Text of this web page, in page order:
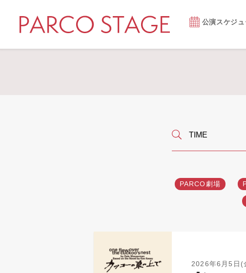
公演スケジ
PARCO劇場
2026年6月5日(